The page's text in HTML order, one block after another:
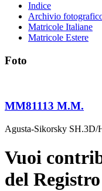
Indice
Archivio
Matricole Italiane
Matricole Estere
Foto
MM81113 M.M.
Agusta-Sikorsky SH.3D/
Vuoi
del